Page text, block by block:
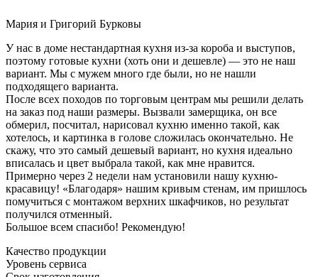
Мария и Григорий Бурковы
У нас в доме нестандартная кухня из-за короба и выступов,
поэтому готовые кухни (хоть они и дешевле) — это не наш
вариант. Мы с мужем много где были, но не нашли
подходящего варианта.
После всех походов по торговым центрам мы решили делать
на заказ под наши размеры. Вызвали замерщика, он все
обмерил, посчитал, нарисовал кухню именно такой, как
хотелось, и картинка в голове сложилась окончательно. Не
скажу, что это самый дешевый вариант, но кухня идеально
вписалась и цвет выбрала такой, как мне нравится.
Примерно через 2 недели нам установили нашу кухню-
красавицу! «Благодаря» нашим кривым стенам, им пришлось
помучиться с монтажом верхних шкафчиков, но результат
получился отменный.
Большое всем спасибо! Рекомендую!
Качество продукции
Уровень сервиса